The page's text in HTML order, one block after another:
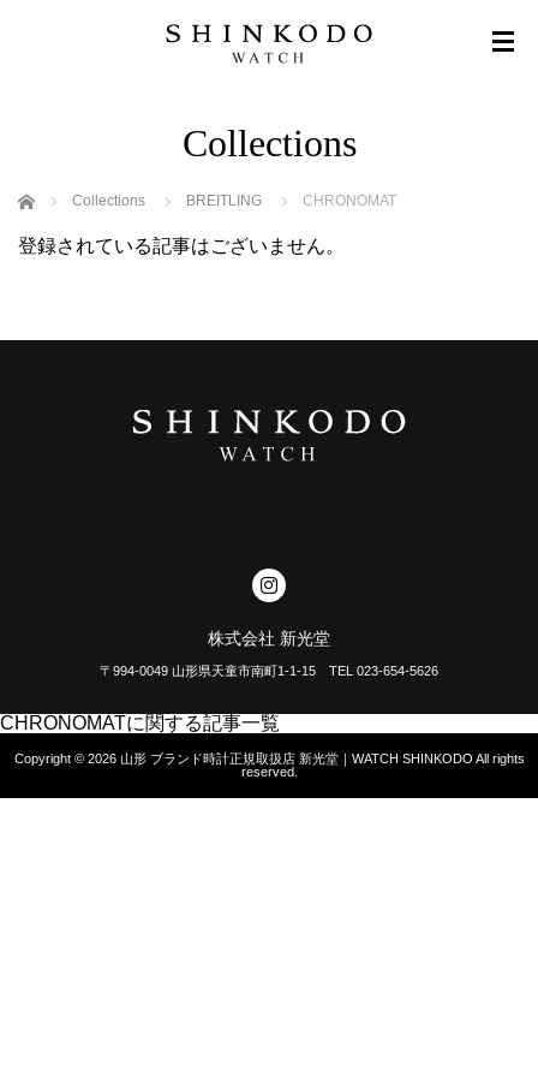
Collections
ホーム Collections BREITLING CHRONOMAT
登録されている記事はございません。
株式会社 新光堂
〒994-0049 山形県天童市南町1-1-15 TEL 023-654-5626
CHRONOMATに関する記事一覧
Copyright © 2026 山形 ブランド時計正規取扱店 新光堂｜WATCH SHINKODO All rights
reserved.